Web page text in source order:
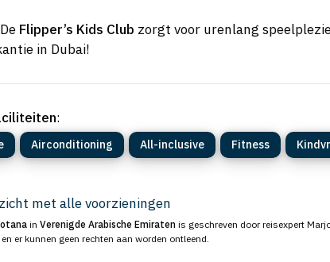
Flipper’s Kids Club zorgt voor urenlang
in Dubai!
:
Airconditioning All-inclusive Fitness
met alle voorzieningen
in Verenigde Arabische Emiraten is geschreven door reisexpert
er kunnen geen rechten aan worden ontleend.